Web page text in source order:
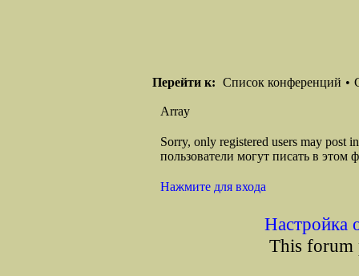
Перейти к: Список конференций •
Array
Sorry, only registered users may post
пользователи могут писать в этом
Нажмите для входа
Настройка
This